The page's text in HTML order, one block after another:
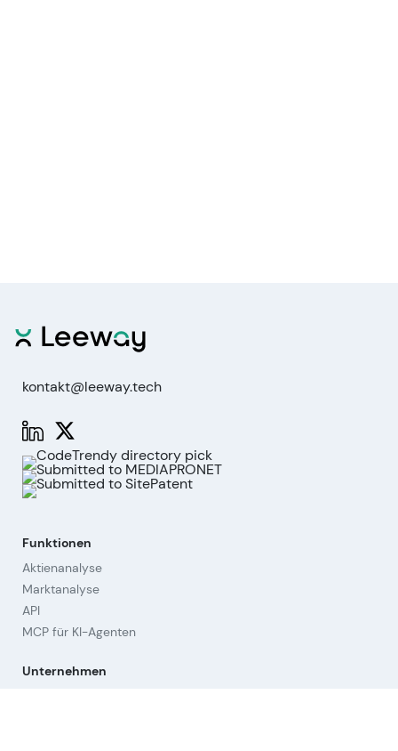
kontakt@leeway.tech
Funktionen
Aktienanalyse
Marktanalyse
API
MCP für KI-Agenten
Unternehmen